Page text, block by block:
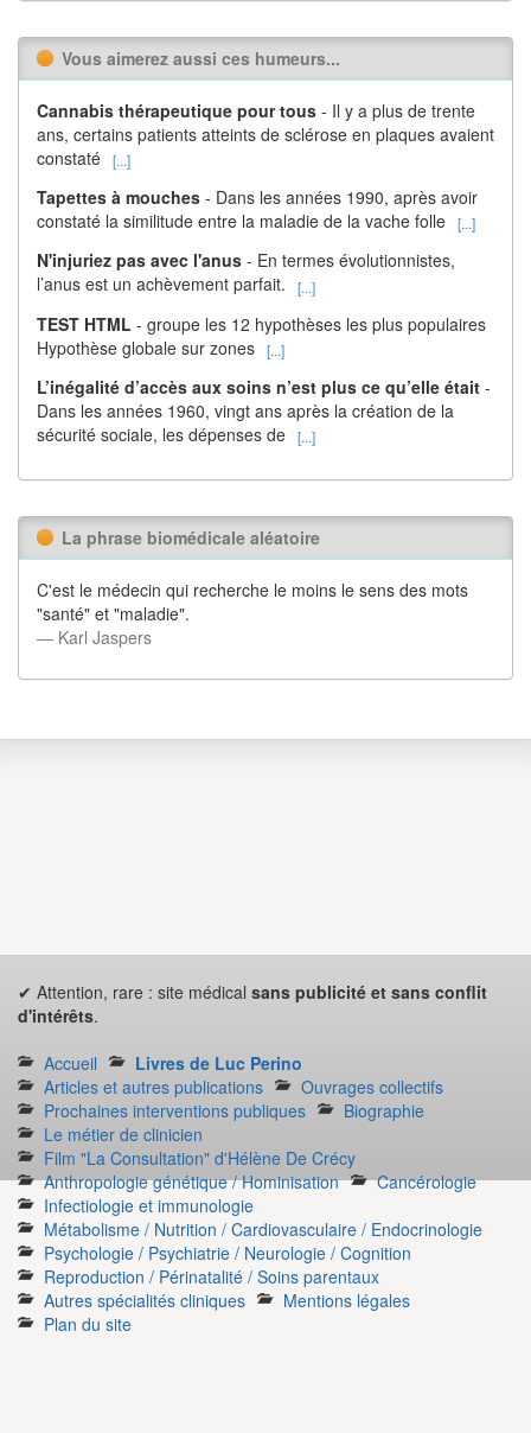
Vous aimerez aussi ces humeurs...
Cannabis thérapeutique pour tous - Il y a plus de trente
ans, certains patients atteints de sclérose en plaques avaient
constaté [...]
Tapettes à mouches - Dans les années 1990, après avoir
constaté la similitude entre la maladie de la vache folle [...]
N'injuriez pas avec l'anus - En termes évolutionnistes,
l’anus est un achèvement parfait.
[...]
TEST HTML - groupe les 12 hypothèses les plus populaires
Hypothèse globale sur zones [...]
L’inégalité d’accès aux soins n’est plus ce qu’elle était -
Dans les années 1960, vingt ans après la création de la
sécurité sociale, les dépenses de [...]
La phrase biomédicale aléatoire
C'est le médecin qui recherche le moins le sens des mots
"santé" et "maladie".
― Karl Jaspers
✔ Attention, rare : site médical sans publicité et sans conflit
d'intérêts.
Accueil
Livres de Luc Perino
Articles et autres publications
Ouvrages collectifs
Prochaines interventions publiques
Biographie
Le métier de clinicien
Film "La Consultation" d'Hélène De Crécy
Anthropologie génétique / Hominisation
Cancérologie
Infectiologie et immunologie
Métabolisme / Nutrition / Cardiovasculaire / Endocrinologie
Psychologie / Psychiatrie / Neurologie / Cognition
Reproduction / Périnatalité / Soins parentaux
Autres spécialités cliniques
Mentions légales
Plan du site